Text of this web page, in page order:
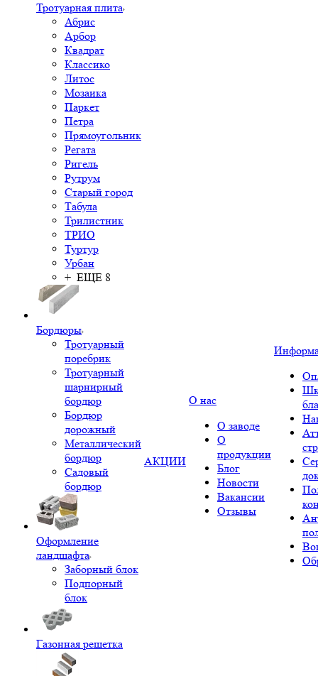
Тротуарная плита
Абрис
Арбор
Квадрат
Классико
Литос
Мозаика
Паркет
Петра
Прямоугольник
Регата
Ригель
Рутрум
Старый город
Табула
Трилистник
ТРИО
Туртур
Урбан
+ ЕЩЕ 8
Бордюры
Тротуарный
поребрик
Тротуарный
шарнирный
бордюр
Бордюр
дорожный
Металлический
бордюр
Садовый
бордюр
Оформление
ландшафта
Заборный блок
Подпорный
блок
Газонная решетка
АКЦИИ
О нас
О заводе
О
продукции
Блог
Новости
Вакансии
Отзывы